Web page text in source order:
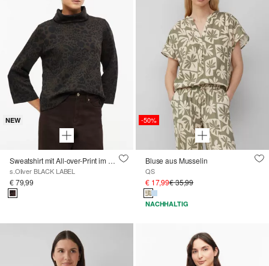
NEW
Sweatshirt mit All-over-Print im Relaxed Fit
s.Oliver BLACK LABEL
€ 79,99
-50%
Bluse aus Musselin
QS
€ 17,99€ 35,99
NACHHALTIG